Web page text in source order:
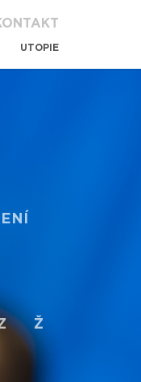
UTOPIE
Ž